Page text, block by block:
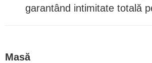
garantând intimitate totală
Masă